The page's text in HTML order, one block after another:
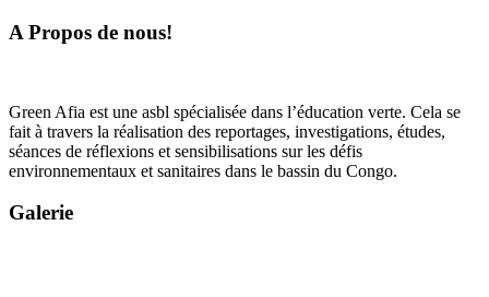
A Propos de nous!
Green Afia est une asbl spécialisée dans l’éducation verte. Cela se
fait à travers la réalisation des reportages, investigations, études,
séances de réflexions et sensibilisations sur les défis
environnementaux et sanitaires dans le bassin du Congo.
Galerie